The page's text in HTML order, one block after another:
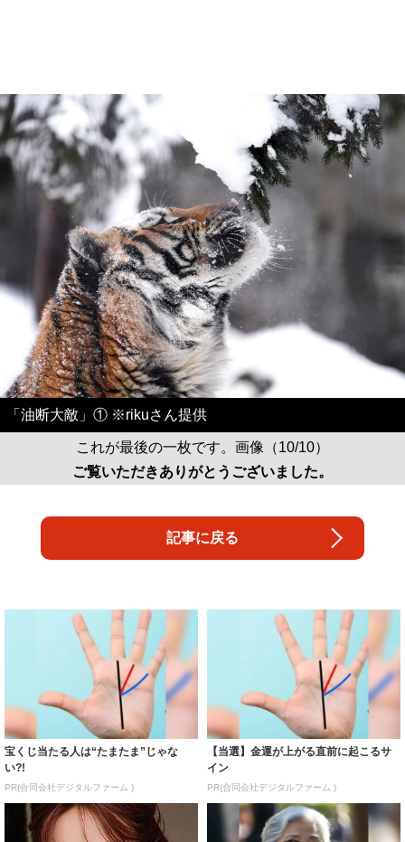
「油断大敵」① ※rikuさん提供
これが最後の一枚です。画像（10/10）
ご覧いただきありがとうございました。
記事に戻る
宝くじ当たる人は“たまたま”じゃな
い?!
PR(合同会社デジタルファーム )
【当選】金運が上がる直前に起こるサ
イン
PR(合同会社デジタルファーム )